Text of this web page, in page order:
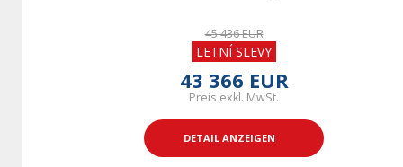
45 436 EUR
LETNÍ SLEVY
43 366 EUR
Preis exkl. MwSt.
DETAIL ANZEIGEN